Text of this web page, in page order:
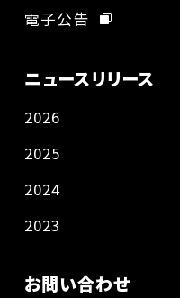
電子公告
ニュースリリース
2026
2025
2024
2023
お問い合わせ